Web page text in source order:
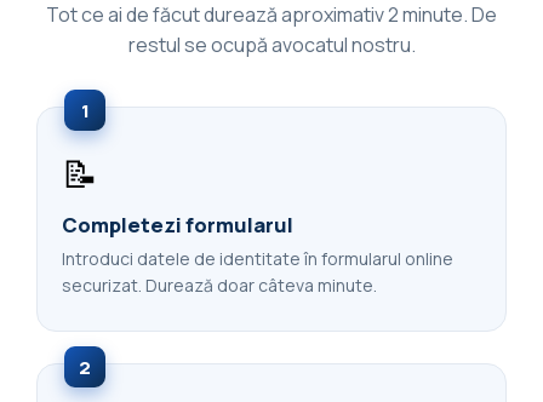
Tot ce ai de făcut durează aproximativ 2 minute. De
restul se ocupă avocatul nostru.
1
📝
Completezi formularul
Introduci datele de identitate în formularul online
securizat. Durează doar câteva minute.
2